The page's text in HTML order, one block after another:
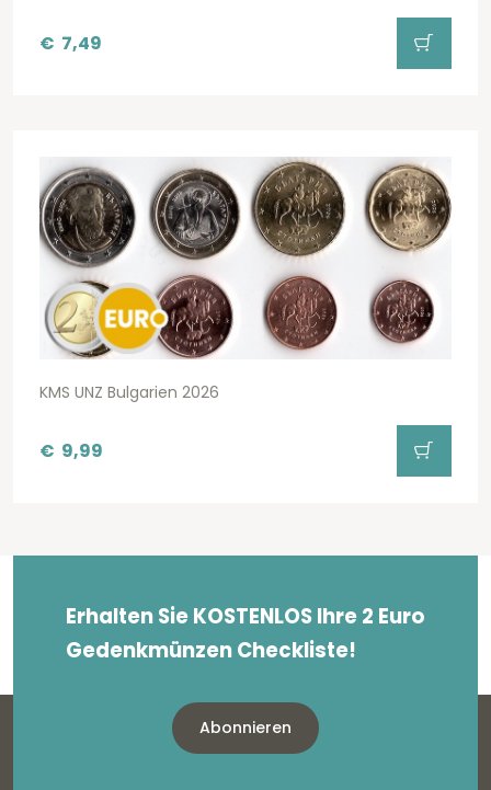
€ 7,49
KMS UNZ Bulgarien 2026
€ 9,99
Erhalten Sie KOSTENLOS Ihre 2 Euro
Gedenkmünzen Checkliste!
Abonnieren